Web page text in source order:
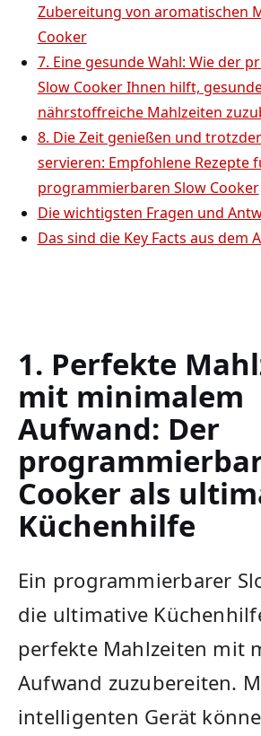
Zubereitung von aromatischen
Cooker
7. ‌Eine gesunde Wahl: Wie der
‌Slow Cooker Ihnen hilft,
nährstoffreiche Mahlzeiten
8. Die Zeit ‌genießen ⁣und
servieren: Empfohlene Rezepte
programmierbaren ‍Slow ⁣Cooker
Die wichtigsten‍ Fragen und
Das sind die Key Facts aus‍ dem
1. Perfekte
mit minimalem
Aufwand: Der
Cooker als
Küchenhilfe
Ein programmierbarer
die ‌ultimative
perfekte Mahlzeiten mit
Aufwand zuzubereiten.
intelligenten Gerät